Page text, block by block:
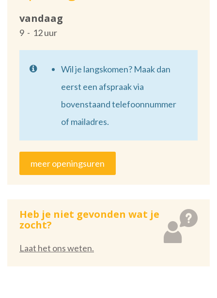
vandaag
open
van
9 12uur
Wil je langskomen? Maak dan
eerst een afspraak via
bovenstaand telefoonnummer
of mailadres.
meer openingsuren
Heb je niet gevonden wat je
zocht?
Laat het ons weten.